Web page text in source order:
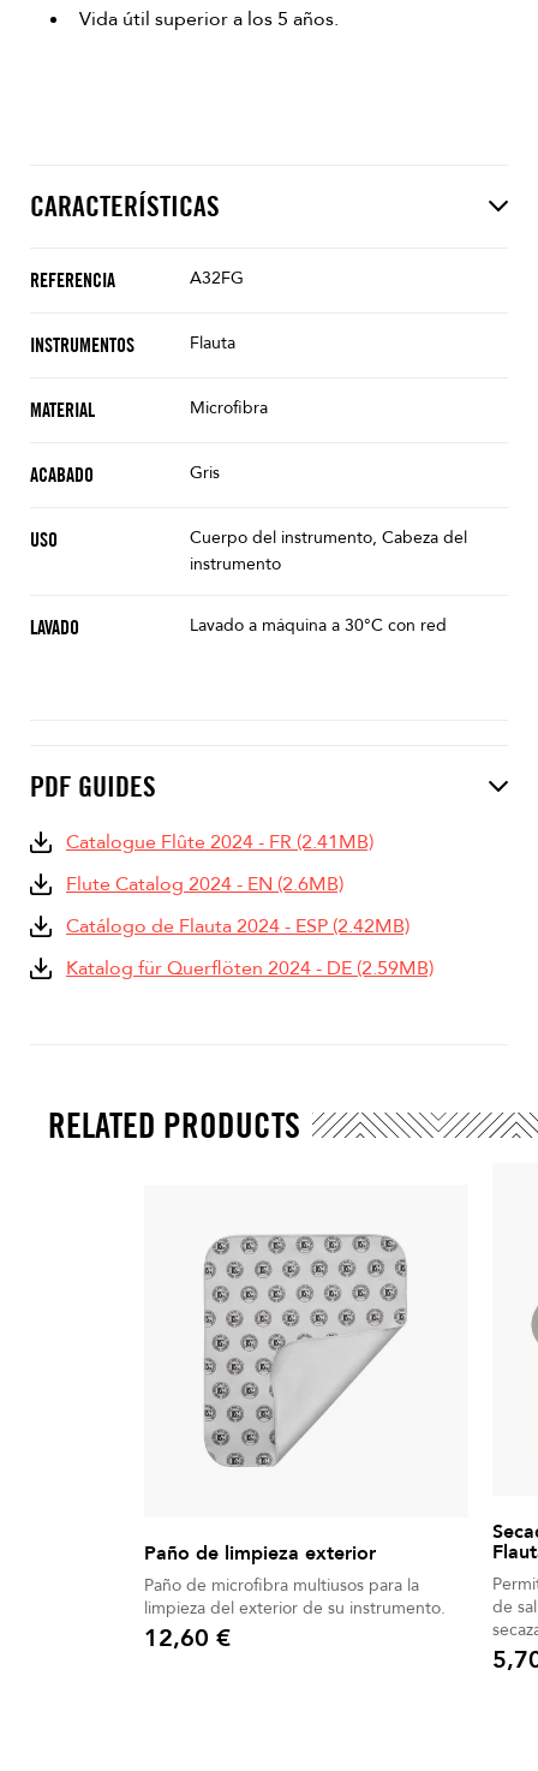
Vida útil superior a los 5 años.
CARACTERÍSTICAS
REFERENCIA A32FG
INSTRUMENTOS Flauta
MATERIAL Microfibra
ACABADO Gris
USO
Cuerpo del instrumento, Cabeza del
instrumento
LAVADO Lavado a máquina a 30°C con red
PDF GUIDES
Catalogue Flûte 2024 - FR (2.41MB)
Flute Catalog 2024 - EN (2.6MB)
Catálogo de Flauta 2024 - ESP (2.42MB)
Katalog für Querflöten 2024 - DE (2.59MB)
RELATED PRODUCTS
Paño de limpieza exterior
Paño de microfibra multiusos para la
limpieza del exterior de su instrumento.
Precio
12,60 €
de
Precio